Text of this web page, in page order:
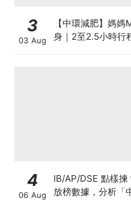
3
03 Aug
【中環減肥】媽
身｜2至2.5小時行
4
06 Aug
IB/AP/DSE 點樣
放榜數據，分析「